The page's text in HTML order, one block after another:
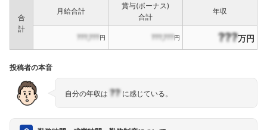
合
計
月給合計
賞与(ボーナス)
合計
年収
???,???円 ???,???円 ???万円
投稿者の本音
自分の年収は ??に感じている。